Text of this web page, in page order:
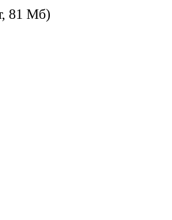
81 Мб)